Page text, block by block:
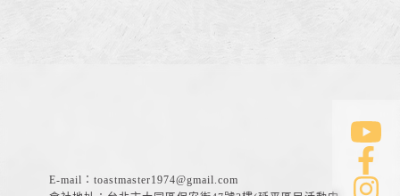
E-mail： toastmaster1974@gmail.com